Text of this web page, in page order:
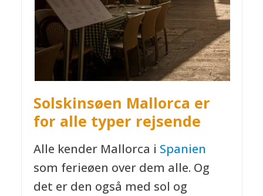
Solskinsøen Mallorca er
for alle typer rejsende
Alle kender Mallorca i Spanien
som ferieøen over dem alle. Og
det er den også med sol og